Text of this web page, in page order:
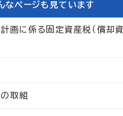
なページも見ています
画に係る固定資産税（償却資
取組